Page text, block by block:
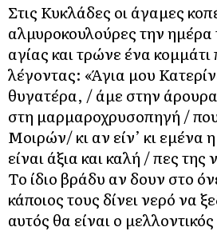
Στις Κυκλάδες οι άγαμες
αλμυροκουλούρες την ημέρα
αγίας και τρώνε ένα
λέγοντας: «Άγια μου
θυγατέρα, / άμε στην
στη μαρμαροχρυσοπηγή /
Μοιρών/ κι αν είν’ κι εμένα
είναι άξια και καλή / πες της
Το ίδιο βράδυ αν δουν στο
κάποιος τους δίνει νερό να
αυτός θα είναι ο